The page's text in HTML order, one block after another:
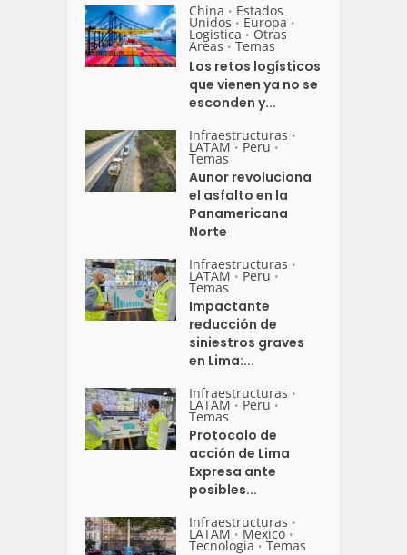
China • Estados
Unidos • Europa •
Logistica • Otras
Areas • Temas
Los retos logísticos
que vienen ya no se
esconden y...
Infraestructuras •
LATAM • Peru •
Temas
Aunor revoluciona
el asfalto en la
Panamericana
Norte
Infraestructuras •
LATAM • Peru •
Temas
Impactante
reducción de
siniestros graves
en Lima:...
Infraestructuras •
LATAM • Peru •
Temas
Protocolo de
acción de Lima
Expresa ante
posibles...
Infraestructuras •
LATAM • Mexico •
Tecnologia • Temas